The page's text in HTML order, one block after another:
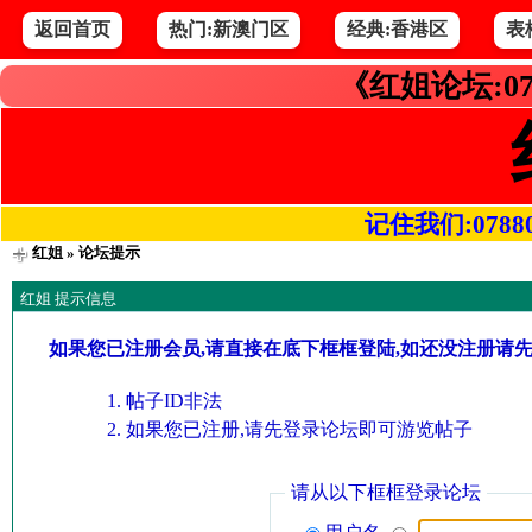
返回首页 热门:新澳门区 经典:香港区 表
《红姐论坛
记住我们
红姐» 论坛提示
红姐 提示信息
如果您已注册会员,请直接在底下框框登陆,如还没注册请
帖子ID非法
如果您已注册,请先登录论坛即可游览帖子
请从以下框框登录论坛